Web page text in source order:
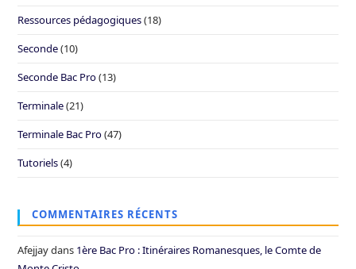
Ressources pédagogiques(18)
Seconde(10)
Seconde Bac Pro(13)
Terminale(21)
Terminale Bac Pro(47)
Tutoriels(4)
COMMENTAIRES RÉCENTS
Afejjaydans 1ère Bac Pro : Itinéraires Romanesques, le Comte de